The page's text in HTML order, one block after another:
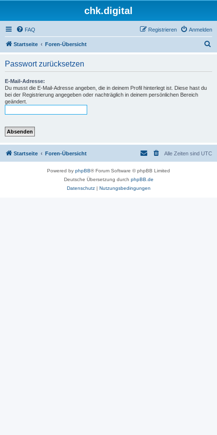
chk.digital
FAQ Anmelden
Registrieren
Startseite Foren-Übersicht
Passwort zurücksetzen
E-Mail-Adresse:
Du musst die E-Mail-Adresse angeben, die in deinem Profil hinterlegt ist. Diese hast du
bei der Registrierung angegeben oder nachträglich in deinem persönlichen Bereich
geändert.
Startseite Foren-Übersicht Alle Zeiten sind UTC
Powered by phpBB® Forum Software © phpBB Limited
Deutsche Übersetzung durch phpBB.de
Datenschutz| Nutzungsbedingungen